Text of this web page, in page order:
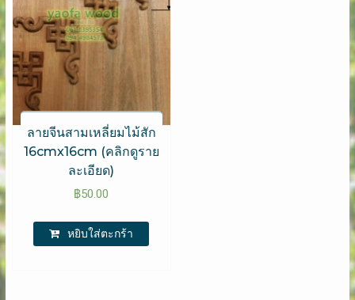
ลายจีนสามเหลี่ยมไม้สัก
16cmx16cm (คลิกดูราย
ละเอียด)
฿50.00
หยิบใส่ตะกร้า